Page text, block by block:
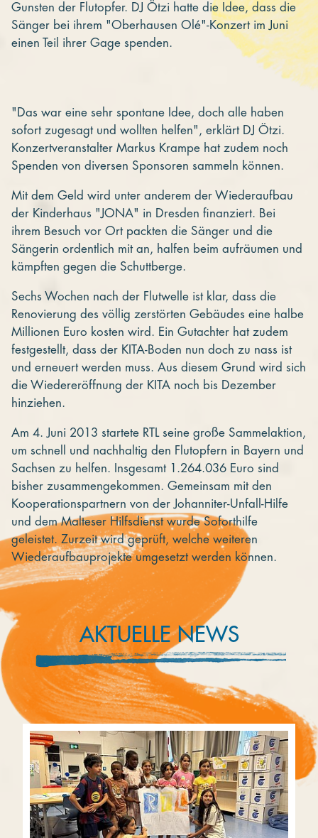
Gunsten der Flutopfer. DJ Ötzi hatte die Idee, dass die
Sänger bei ihrem "Oberhausen Olé"-Konzert im Juni
einen Teil ihrer Gage spenden.
"Das war eine sehr spontane Idee, doch alle haben
sofort zugesagt und wollten helfen", erklärt DJ Ötzi.
Konzertveranstalter Markus Krampe hat zudem noch
Spenden von diversen Sponsoren sammeln können.
Mit dem Geld wird unter anderem der Wiederaufbau
der Kinderhaus "JONA" in Dresden finanziert. Bei
ihrem Besuch vor Ort packten die Sänger und die
Sängerin ordentlich mit an, halfen beim aufräumen und
kämpften gegen die Schuttberge.
Sechs Wochen nach der Flutwelle ist klar, dass die
Renovierung des völlig zerstörten Gebäudes eine halbe
Millionen Euro kosten wird. Ein Gutachter hat zudem
festgestellt, dass der KITA-Boden nun doch zu nass ist
und erneuert werden muss. Aus diesem Grund wird sich
die Wiedereröffnung der KITA noch bis Dezember
hinziehen.
Am 4. Juni 2013 startete RTL seine große Sammelaktion,
um schnell und nachhaltig den Flutopfern in Bayern und
Sachsen zu helfen. Insgesamt 1.264.036 Euro sind
bisher zusammengekommen. Gemeinsam mit den
Kooperationspartnern von der Johanniter-Unfall-Hilfe
und dem Malteser Hilfsdienst wurde Soforthilfe
geleistet. Zurzeit wird geprüft, welche weiteren
Wiederaufbauprojekte umgesetzt werden können.
AKTUELLE NEWS